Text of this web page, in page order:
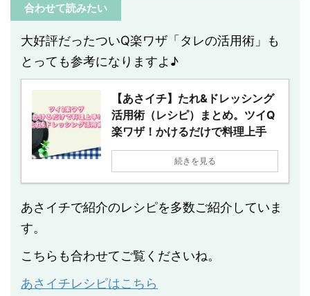
合わせて読みたい
大好評だったついQ楽ワザ「タレの活用術」も
とっても参考になりますよ♪
【あさイチ】たれ&ドレッシング
活用術（レシピ）まとめ。ツイQ
楽ワザ！かけるだけで料理上手
続きを見る
あさイチで紹介のレシピを多数ご紹介していま
す。
こちらも合わせてご覧くださいね。
あさイチレシピはこちら